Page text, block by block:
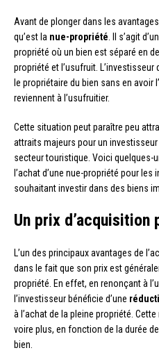
Avant de plonger dans les
qu’est la nue-propriété . Il s’agit
propriété où un bien est séparé en
propriété et l’usufruit.
le propriétaire du bien sans en avoir
reviennent à l’usufruitier.
Cette situation peut paraître peu
attraits majeurs pour un
secteur touristique. Voici quelques-
l’achat d’une nue-propriété pour
souhaitant investir dans des biens
Un prix d’acquisition
L’un des principaux avantages de
dans le fait que son prix est
propriété. En effet, en renonçant à
l’investisseur bénéficie d’une
à l’achat de la pleine propriété.
voire plus, en fonction de la durée
bien.